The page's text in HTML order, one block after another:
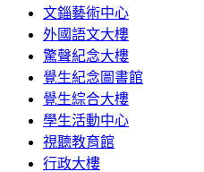
文錙藝術中心
外國語文大樓
驚聲紀念大樓
覺生紀念圖書館
覺生綜合大樓
學生活動中心
視聽教育館
行政大樓